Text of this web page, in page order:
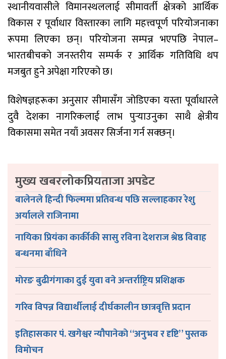
स्थानीयवासीले विमानस्थललाई सीमावर्ती क्षेत्रको आर्थिक
विकास र पूर्वाधार विस्तारका लागि महत्त्वपूर्ण परियोजनाका
रूपमा लिएका छन्। परियोजना सम्पन्न भएपछि नेपाल–
भारतबीचको जनस्तरीय सम्पर्क र आर्थिक गतिविधि थप
मजबुत हुने अपेक्षा गरिएको छ।
विशेषज्ञहरूका अनुसार सीमासँग जोडिएका यस्ता पूर्वाधारले
दुवै देशका नागरिकलाई लाभ पुर्‍याउनुका साथै क्षेत्रीय
विकासमा समेत नयाँ अवसर सिर्जना गर्न सक्छन्।
मुख्य खबरलोकप्रियताजा अपडेट
बालेनले हिन्दी फिल्ममा प्रतिवन्ध पछि सल्लाहकार रेशु
अर्यालले राजिनामा
नायिका प्रियंका कार्कीकी सासु रविना देशराज श्रेष्ठ विवाह
बन्धनमा बाँधिने
माेरङ बुढीगंगाका दुई युवा वने अन्तर्राष्ट्रिय प्रशिक्षक
गरिव विपन्न विद्यार्थीलाई दीर्घकालीन छात्रवृत्ति प्रदान
इतिहासकार पं. खगेश्वर न्यौपानेकाे “अनुभव र दृष्टि” पुस्तक
विमाेचन